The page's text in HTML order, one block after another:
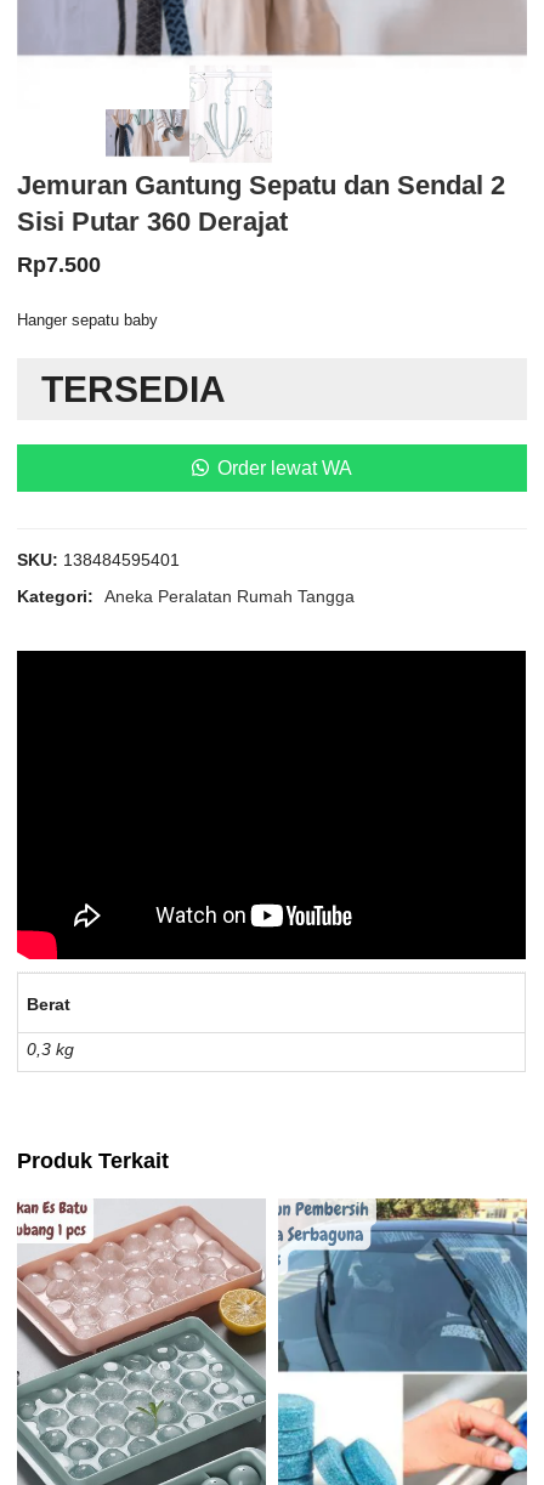
Jemuran Gantung Sepatu dan Sendal 2
Sisi Putar 360 Derajat
Rp7.500
Hanger sepatu baby
TERSEDIA
Order lewat WA
SKU: 138484595401
Kategori:
Aneka Peralatan Rumah Tangga
Berat
0,3 kg
Produk Terkait